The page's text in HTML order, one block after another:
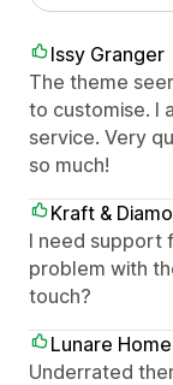
Issy Granger
The theme
to customise. I
service. Very
so much!
Kraft &
I need support
problem with
touch?
Lunare Home
Underrated